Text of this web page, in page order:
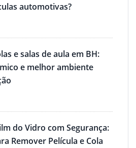
automotivas?
e salas de aula em BH:
e melhor ambiente
do Vidro com Segurança:
Remover Película e Cola